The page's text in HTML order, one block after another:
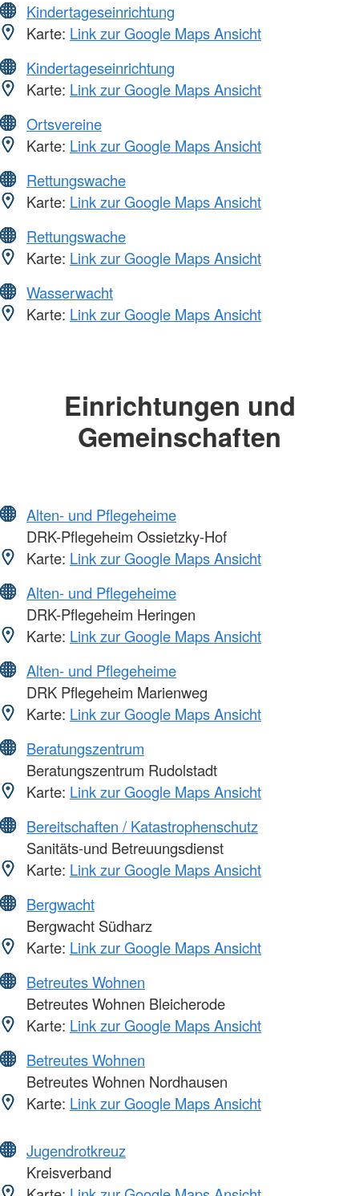
Kindertageseinrichtung
Karte: Link zur Google Maps Ansicht
Kindertageseinrichtung
Karte: Link zur Google Maps Ansicht
Ortsvereine
Karte: Link zur Google Maps Ansicht
Rettungswache
Karte: Link zur Google Maps Ansicht
Rettungswache
Karte: Link zur Google Maps Ansicht
Wasserwacht
Karte: Link zur Google Maps Ansicht
Einrichtungen und
Gemeinschaften
Alten- und Pflegeheime
DRK-Pflegeheim Ossietzky-Hof
Karte: Link zur Google Maps Ansicht
Alten- und Pflegeheime
DRK-Pflegeheim Heringen
Karte: Link zur Google Maps Ansicht
Alten- und Pflegeheime
DRK Pflegeheim Marienweg
Karte: Link zur Google Maps Ansicht
Beratungszentrum
Beratungszentrum Rudolstadt
Karte: Link zur Google Maps Ansicht
Bereitschaften / Katastrophenschutz
Sanitäts-und Betreuungsdienst
Karte: Link zur Google Maps Ansicht
Bergwacht
Bergwacht Südharz
Karte: Link zur Google Maps Ansicht
Betreutes Wohnen
Betreutes Wohnen Bleicherode
Karte: Link zur Google Maps Ansicht
Betreutes Wohnen
Betreutes Wohnen Nordhausen
Karte: Link zur Google Maps Ansicht
Jugendrotkreuz
Kreisverband